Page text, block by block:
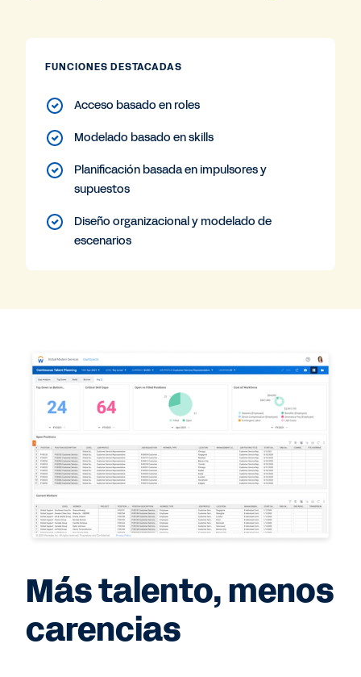
FUNCIONES DESTACADAS
Acceso basado en roles
Modelado basado en skills
Planificación basada en impulsores y
supuestos
Diseño organizacional y modelado de
escenarios
Más talento, menos
carencias